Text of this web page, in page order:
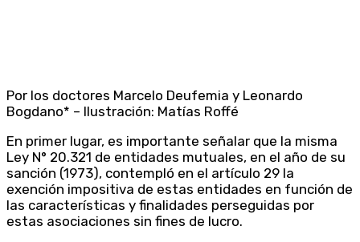
Por los doctores Marcelo Deufemia y Leonardo
Bogdano* – Ilustración: Matías Roffé
En primer lugar, es importante señalar que la misma
Ley N° 20.321 de entidades mutuales, en el año de su
sanción (1973), contempló en el artículo 29 la
exención impositiva de estas entidades en función de
las características y finalidades perseguidas por
estas asociaciones sin fines de lucro.